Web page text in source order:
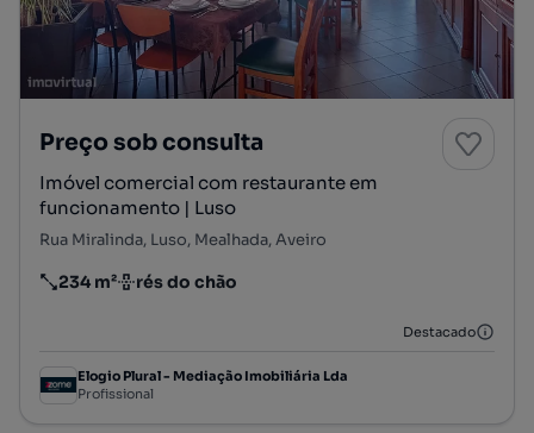
Preço sob consulta
Imóvel comercial com restaurante em
funcionamento | Luso
Rua Miralinda, Luso, Mealhada, Aveiro
Preço por metro quadrado
234 m²
Andar rés do chão
Destacado
Elogio Plural - Mediação Imobiliária Lda
Profissional